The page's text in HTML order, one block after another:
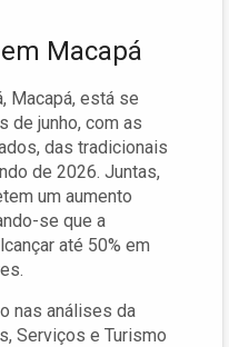
Macapá
Macapá, está se
de junho, com as
das tradicionais
de 2026. Juntas,
um aumento
se que a
até 50% em
nas análises da
Serviços e Turismo